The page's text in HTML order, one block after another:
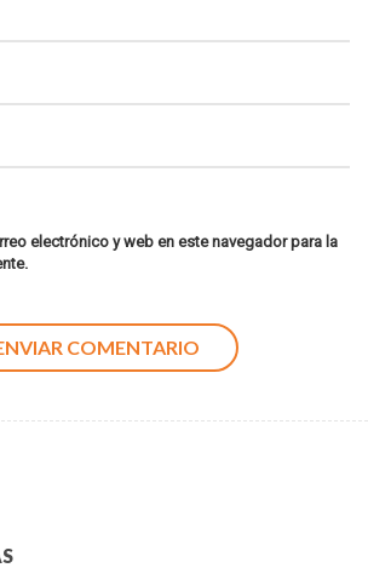
electrónico y web en este navegador para la